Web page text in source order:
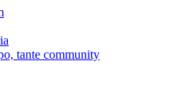
tante community